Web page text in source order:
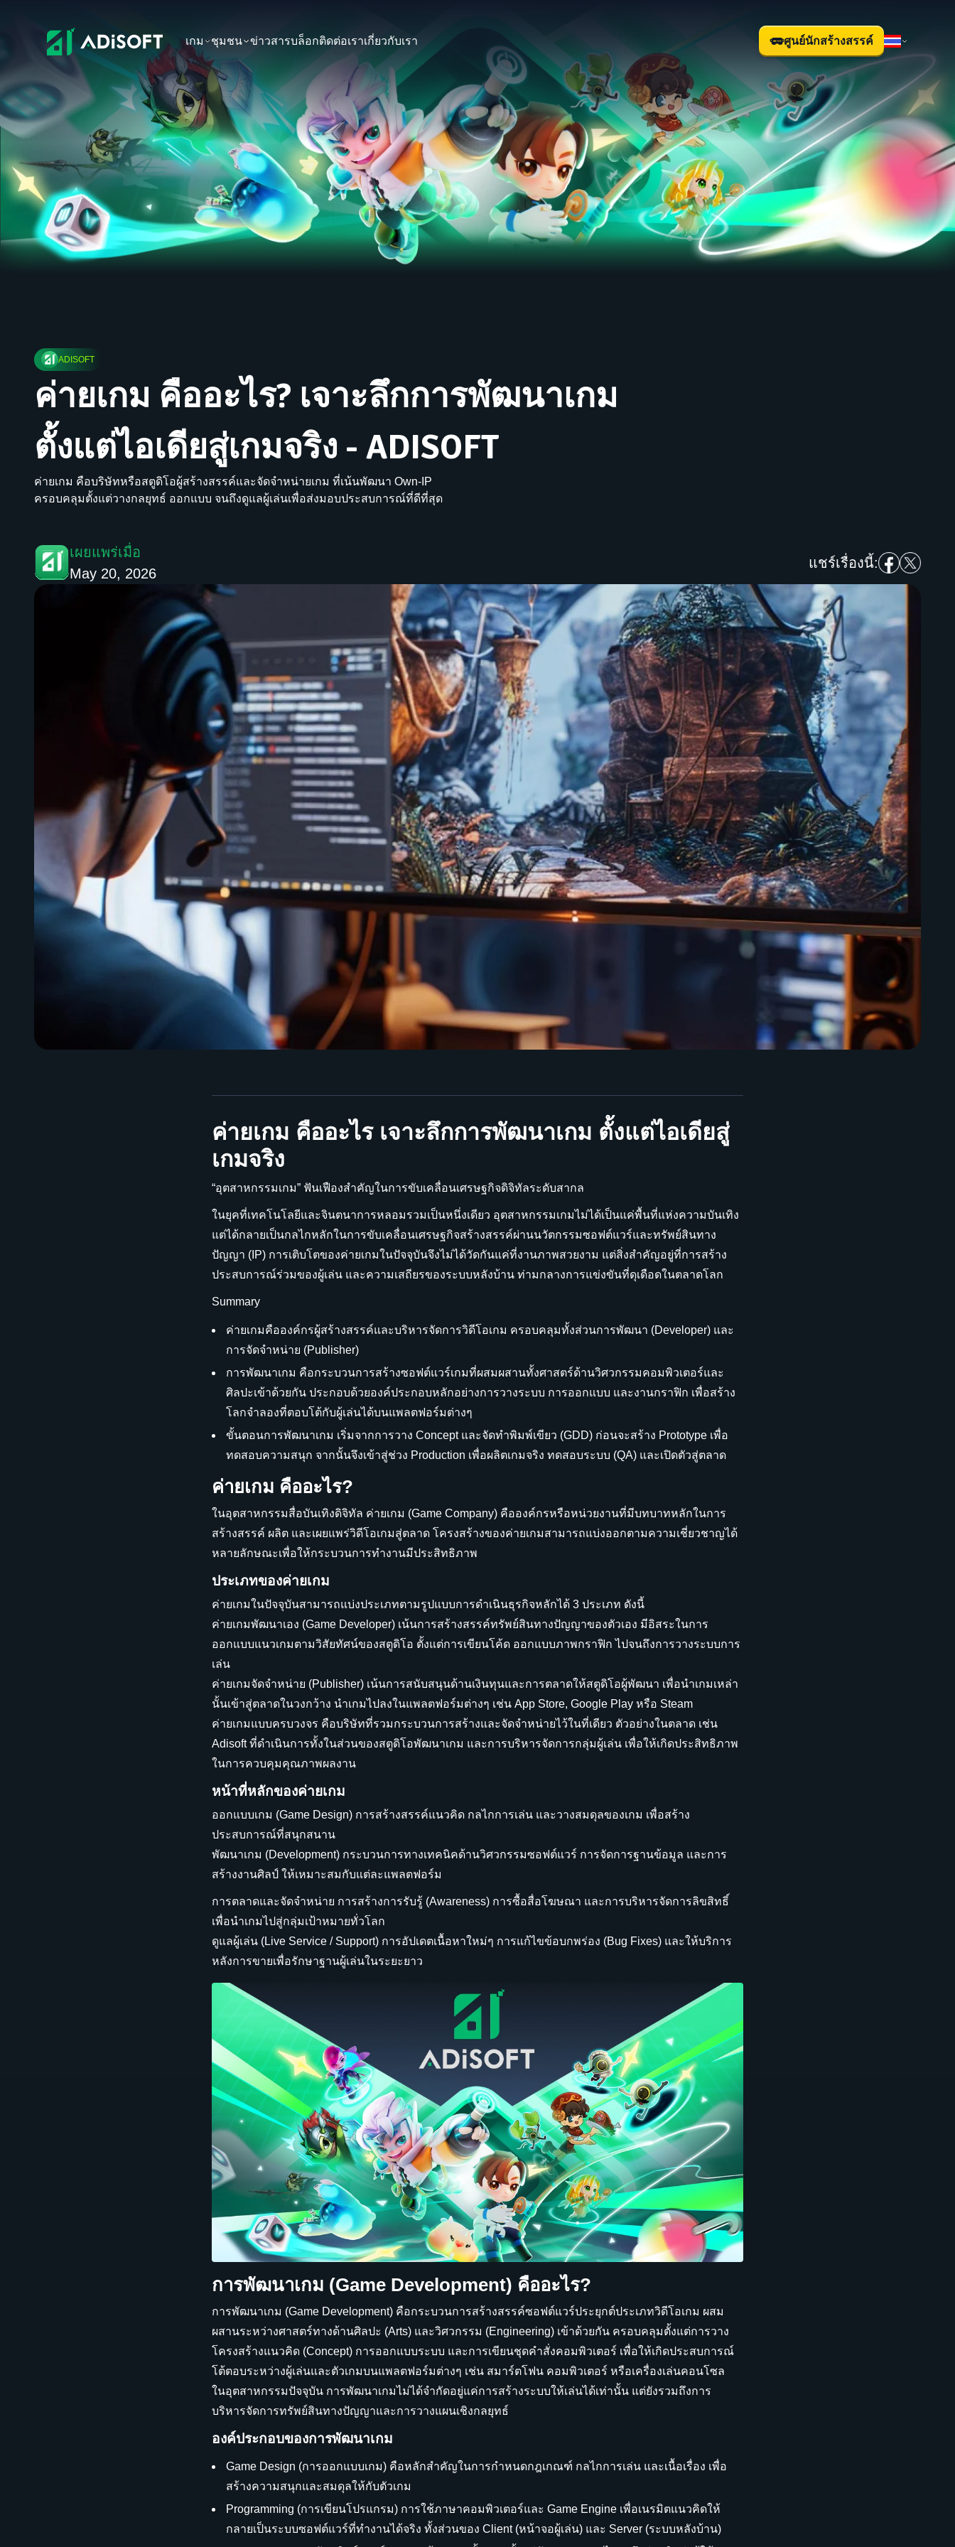
เกม ชุมชน ข่าวสารบล็อกติดต่อเราเกี่ยวกับเรา ศูนย์นักสร้างสรรค์
ADISOFT
ค่ายเกม คืออะไร? เจาะลึกการพัฒนาเกม
ตั้งแต่ไอเดียสู่เกมจริง - ADISOFT
ค่ายเกม คือบริษัทหรือสตูดิโอผู้สร้างสรรค์และจัดจำหน่ายเกม ที่เน้นพัฒนา Own-IP
ครอบคลุมตั้งแต่วางกลยุทธ์ ออกแบบ จนถึงดูแลผู้เล่นเพื่อส่งมอบประสบการณ์ที่ดีที่สุด
เผยแพร่เมื่อ
May 20, 2026
แชร์เรื่องนี้:
ค่ายเกม คืออะไร เจาะลึกการพัฒนาเกม ตั้งแต่ไอเดียสู่
เกมจริง
“อุตสาหกรรมเกม” ฟันเฟืองสำคัญในการขับเคลื่อนเศรษฐกิจดิจิทัลระดับสากล
ในยุคที่เทคโนโลยีและจินตนาการหลอมรวมเป็นหนึ่งเดียว อุตสาหกรรมเกมไม่ได้เป็นแค่พื้นที่แห่งความบันเทิง
แต่ได้กลายเป็นกลไกหลักในการขับเคลื่อนเศรษฐกิจสร้างสรรค์ผ่านนวัตกรรมซอฟต์แวร์และทรัพย์สินทาง
ปัญญา (IP) การเติบโตของค่ายเกมในปัจจุบันจึงไม่ได้วัดกันแค่ที่งานภาพสวยงาม แต่สิ่งสำคัญอยู่ที่การสร้าง
ประสบการณ์ร่วมของผู้เล่น และความเสถียรของระบบหลังบ้าน ท่ามกลางการแข่งขันที่ดุเดือดในตลาดโลก
Summary
ค่ายเกมคือองค์กรผู้สร้างสรรค์และบริหารจัดการวิดีโอเกม ครอบคลุมทั้งส่วนการพัฒนา (Developer) และ
การจัดจำหน่าย (Publisher)
การพัฒนาเกม คือกระบวนการสร้างซอฟต์แวร์เกมที่ผสมผสานทั้งศาสตร์ด้านวิศวกรรมคอมพิวเตอร์และ
ศิลปะเข้าด้วยกัน ประกอบด้วยองค์ประกอบหลักอย่างการวางระบบ การออกแบบ และงานกราฟิก เพื่อสร้าง
โลกจำลองที่ตอบโต้กับผู้เล่นได้บนแพลตฟอร์มต่างๆ
ขั้นตอนการพัฒนาเกม เริ่มจากการวาง Concept และจัดทำพิมพ์เขียว (GDD) ก่อนจะสร้าง Prototype เพื่อ
ทดสอบความสนุก จากนั้นจึงเข้าสู่ช่วง Production เพื่อผลิตเกมจริง ทดสอบระบบ (QA) และเปิดตัวสู่ตลาด
ค่ายเกม คืออะไร?
ในอุตสาหกรรมสื่อบันเทิงดิจิทัล ค่ายเกม (Game Company) คือองค์กรหรือหน่วยงานที่มีบทบาทหลักในการ
สร้างสรรค์ ผลิต และเผยแพร่วิดีโอเกมสู่ตลาด โครงสร้างของค่ายเกมสามารถแบ่งออกตามความเชี่ยวชาญได้
หลายลักษณะเพื่อให้กระบวนการทำงานมีประสิทธิภาพ
ประเภทของค่ายเกม
ค่ายเกมในปัจจุบันสามารถแบ่งประเภทตามรูปแบบการดำเนินธุรกิจหลักได้ 3 ประเภท ดังนี้
ค่ายเกมพัฒนาเอง (Game Developer) เน้นการสร้างสรรค์ทรัพย์สินทางปัญญาของตัวเอง มีอิสระในการ
ออกแบบแนวเกมตามวิสัยทัศน์ของสตูดิโอ ตั้งแต่การเขียนโค้ด ออกแบบภาพกราฟิก ไปจนถึงการวางระบบการ
เล่น
ค่ายเกมจัดจำหน่าย (Publisher) เน้นการสนับสนุนด้านเงินทุนและการตลาดให้สตูดิโอผู้พัฒนา เพื่อนำเกมเหล่า
นั้นเข้าสู่ตลาดในวงกว้าง นำเกมไปลงในแพลตฟอร์มต่างๆ เช่น App Store, Google Play หรือ Steam
ค่ายเกมแบบครบวงจร คือบริษัทที่รวมกระบวนการสร้างและจัดจำหน่ายไว้ในที่เดียว ตัวอย่างในตลาด เช่น
Adisoft ที่ดำเนินการทั้งในส่วนของสตูดิโอพัฒนาเกม และการบริหารจัดการกลุ่มผู้เล่น เพื่อให้เกิดประสิทธิภาพ
ในการควบคุมคุณภาพผลงาน
หน้าที่หลักของค่ายเกม
ออกแบบเกม (Game Design) การสร้างสรรค์แนวคิด กลไกการเล่น และวางสมดุลของเกม เพื่อสร้าง
ประสบการณ์ที่สนุกสนาน
พัฒนาเกม (Development) กระบวนการทางเทคนิคด้านวิศวกรรมซอฟต์แวร์ การจัดการฐานข้อมูล และการ
สร้างงานศิลป์ ให้เหมาะสมกับแต่ละแพลตฟอร์ม
การตลาดและจัดจำหน่าย การสร้างการรับรู้ (Awareness) การซื้อสื่อโฆษณา และการบริหารจัดการลิขสิทธิ์
เพื่อนำเกมไปสู่กลุ่มเป้าหมายทั่วโลก
ดูแลผู้เล่น (Live Service / Support) การอัปเดตเนื้อหาใหม่ๆ การแก้ไขข้อบกพร่อง (Bug Fixes) และให้บริการ
หลังการขายเพื่อรักษาฐานผู้เล่นในระยะยาว
การพัฒนาเกม (Game Development) คืออะไร?
การพัฒนาเกม (Game Development) คือกระบวนการสร้างสรรค์ซอฟต์แวร์ประยุกต์ประเภทวิดีโอเกม ผสม
ผสานระหว่างศาสตร์ทางด้านศิลปะ (Arts) และวิศวกรรม (Engineering) เข้าด้วยกัน ครอบคลุมตั้งแต่การวาง
โครงสร้างแนวคิด (Concept) การออกแบบระบบ และการเขียนชุดคำสั่งคอมพิวเตอร์ เพื่อให้เกิดประสบการณ์
โต้ตอบระหว่างผู้เล่นและตัวเกมบนแพลตฟอร์มต่างๆ เช่น สมาร์ตโฟน คอมพิวเตอร์ หรือเครื่องเล่นคอนโซล
ในอุตสาหกรรมปัจจุบัน การพัฒนาเกมไม่ได้จำกัดอยู่แค่การสร้างระบบให้เล่นได้เท่านั้น แต่ยังรวมถึงการ
บริหารจัดการทรัพย์สินทางปัญญาและการวางแผนเชิงกลยุทธ์
องค์ประกอบของการพัฒนาเกม
Game Design (การออกแบบเกม) คือหลักสำคัญในการกำหนดกฎเกณฑ์ กลไกการเล่น และเนื้อเรื่อง เพื่อ
สร้างความสนุกและสมดุลให้กับตัวเกม
Programming (การเขียนโปรแกรม) การใช้ภาษาคอมพิวเตอร์และ Game Engine เพื่อเนรมิตแนวคิดให้
กลายเป็นระบบซอฟต์แวร์ที่ทำงานได้จริง ทั้งส่วนของ Client (หน้าจอผู้เล่น) และ Server (ระบบหลังบ้าน)